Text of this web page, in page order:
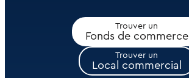
Trouver un
Fonds de commerce
Trouver un
Local commercial